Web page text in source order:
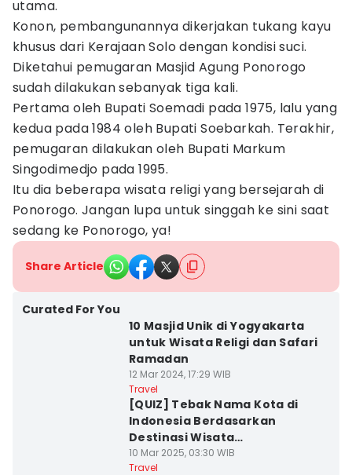
utama.
Konon, pembangunannya dikerjakan tukang kayu
khusus dari Kerajaan Solo dengan kondisi suci.
Diketahui pemugaran Masjid Agung Ponorogo
sudah dilakukan sebanyak tiga kali.
Pertama oleh Bupati Soemadi pada 1975, lalu yang
kedua pada 1984 oleh Bupati Soebarkah. Terakhir,
pemugaran dilakukan oleh Bupati Markum
Singodimedjo pada 1995.
Itu dia beberapa wisata religi yang bersejarah di
Ponorogo. Jangan lupa untuk singgah ke sini saat
sedang ke Ponorogo, ya!
Share Article
Curated For You
10 Masjid Unik di Yogyakarta
untuk Wisata Religi dan Safari
Ramadan
12 Mar 2024, 17:29 WIB
Travel
[QUIZ] Tebak Nama Kota di
Indonesia Berdasarkan
Destinasi Wisata
Religi Islamnya!
10 Mar 2025, 03:30 WIB
Travel